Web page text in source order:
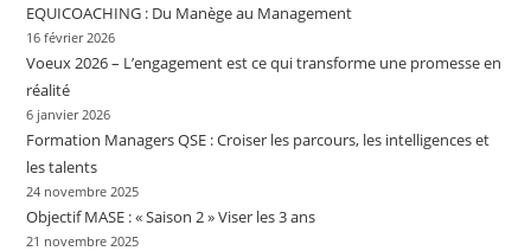
EQUICOACHING : Du Manège au Management
16 février 2026
Voeux 2026 – L’engagement est ce qui transforme une promesse en
réalité
6 janvier 2026
Formation Managers QSE : Croiser les parcours, les intelligences et
les talents
24 novembre 2025
Objectif MASE : « Saison 2 » Viser les 3 ans
21 novembre 2025